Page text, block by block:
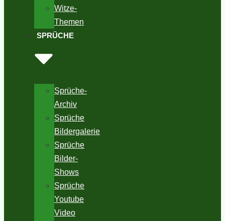
Witze-
Themen
SPRÜCHE
Sprüche-
Archiv
Sprüche
Bildergalerie
Sprüche
Bilder-
Shows
Sprüche
Youtube
Video